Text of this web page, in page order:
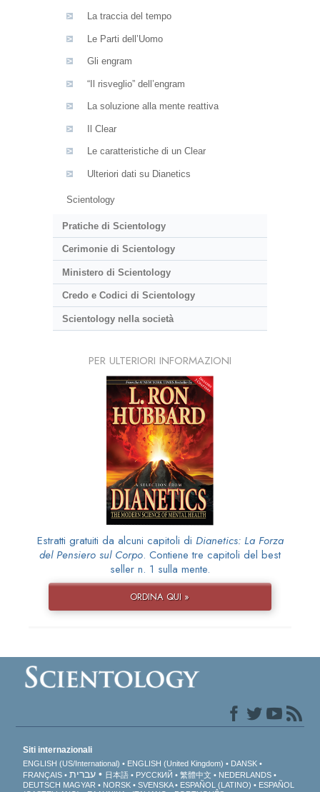
La traccia del tempo
Le Parti dell’Uomo
Gli engram
“Il risveglio” dell’engram
La soluzione alla mente reattiva
Il Clear
Le caratteristiche di un Clear
Ulteriori dati su Dianetics
Scientology
Pratiche di Scientology
Cerimonie di Scientology
Ministero di Scientology
Credo e Codici di Scientology
Scientology nella società
PER ULTERIORI INFORMAZIONI
Estratti gratuiti da alcuni capitoli di Dianetics: La Forza
del Pensiero sul Corpo. Contiene tre capitoli del best
seller n. 1 sulla mente.
ORDINA QUI »
Siti internazionali
ENGLISH (US/International) ENGLISH (United Kingdom)
DANSK
FRANÇAIS
עברית 日本語 РУССКИЙ 繁體中文
NEDERLANDS
DEUTSCH MAGYAR NORSK SVENSKA ESPAÑOL (LATINO)
ESPAÑOL